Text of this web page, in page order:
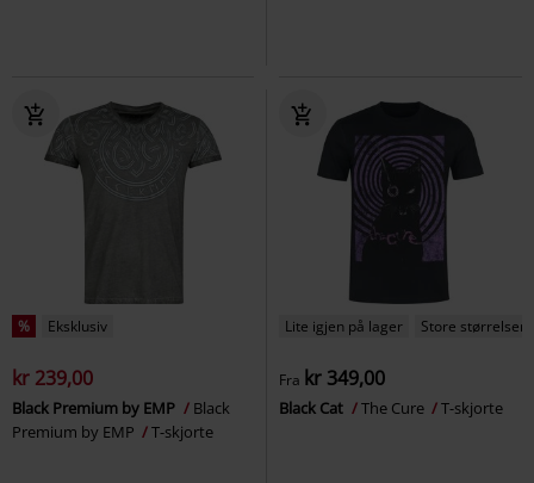
% Eksklusiv
kr 239,00
Black Premium by EMP
Black
Premium by EMP
T-skjorte
Lite igjen på lager Store størrelser
Fra kr 349,00
Black Cat The Cure T-skjorte